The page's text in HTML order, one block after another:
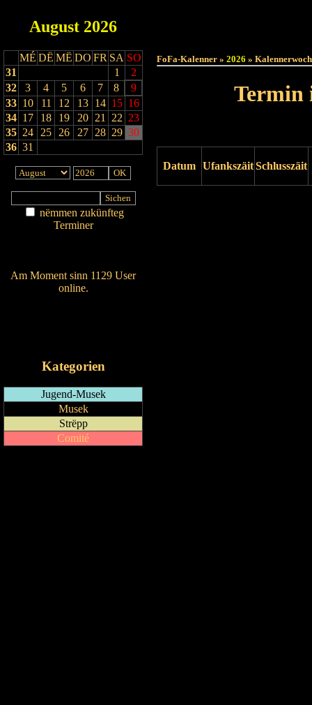
August 2026
MÉ DË MË DO FR SA SO
31
1
2
32
3 4 5 6 7 8
9
33 10 11 12 13 14 15 16
34 17 18 19 20 21 22 23
35 24 25 26 27 28 29 30
36 31
nëmmen zukünfteg
Terminer
Am Moment sinn 1129 User
online.
Kategorien
Jugend-Musek
Musek
Strëpp
Comité
FoFa-Kalenner » 2026 »
Termin
Datum UfankszäitSchlusszäit